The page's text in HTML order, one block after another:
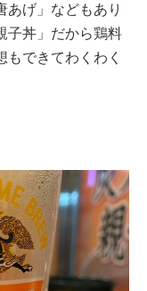
げ」などもあり
子丼」だから鶏料
できてわくわく